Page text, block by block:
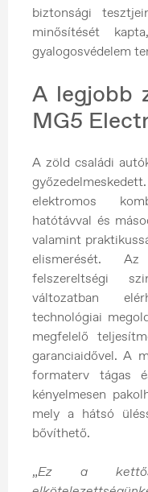
biztonsági
minősítését
gyalogosvédelem
A legjobb
MG5
A zöld családi
elektromos
hatótávval és
valamint
elismerését.
felszereltségi
változatban
technológiai
megfelelő
garanciaidővel. A
formaterv tágas
kényelmesen
mely a hátsó
bővíthető.
„Ez a kettős